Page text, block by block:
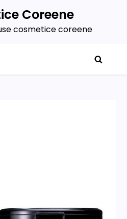
Coreene
cosmetice coreene